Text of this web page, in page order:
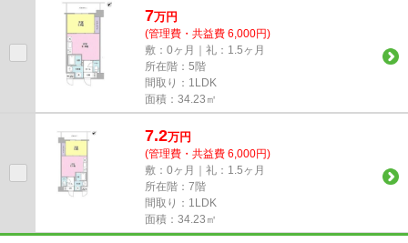
7万円
(管理費・共益費 6,000円)
敷：0ヶ月｜礼：1.5ヶ月
所在階：5階
間取り：1LDK
面積：34.23㎡
7.2万円
(管理費・共益費 6,000円)
敷：0ヶ月｜礼：1.5ヶ月
所在階：7階
間取り：1LDK
面積：34.23㎡